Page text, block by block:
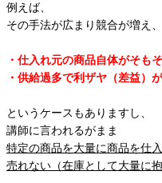
例えば、
その手法が広まり競合が増え、
・仕入れ元の商品自体がそも
・供給過多で利ザヤ（差益）
というケースもありますし、
講師に言われるがまま
特定の商品を大量に商品を仕
売れない（在庫として大量に